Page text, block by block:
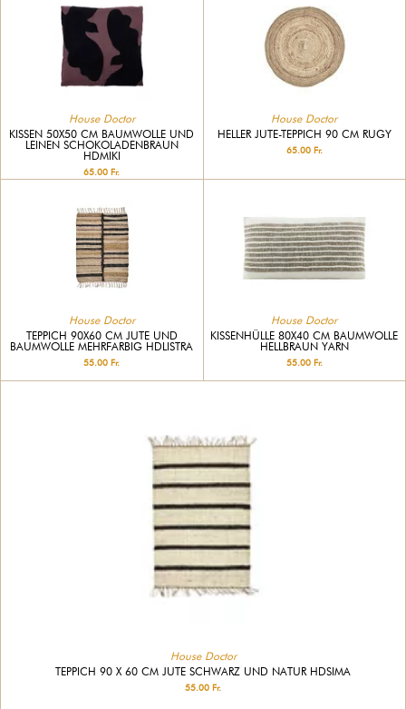
House Doctor
KISSEN 50X50 CM BAUMWOLLE UND
LEINEN SCHOKOLADENBRAUN
HDMIKI
65.00 Fr.
House Doctor
HELLER JUTE-TEPPICH 90 CM RUGY
65.00 Fr.
House Doctor
TEPPICH 90X60 CM JUTE UND
BAUMWOLLE MEHRFARBIG HDLISTRA
55.00 Fr.
House Doctor
KISSENHÜLLE 80X40 CM BAUMWOLLE
HELLBRAUN YARN
55.00 Fr.
House Doctor
TEPPICH 90 X 60 CM JUTE SCHWARZ UND NATUR HDSIMA
55.00 Fr.